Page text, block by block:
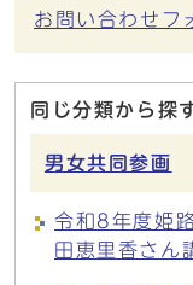
お問い合わせフ
同じ分類から探
男女共同参画
令和8年度姫
田恵里香さん